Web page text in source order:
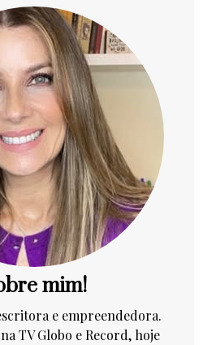
mim!
e empreendedora.
TV Globo e Record, hoje